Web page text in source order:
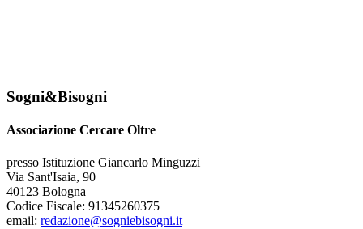
Sogni&Bisogni
Associazione Cercare Oltre
presso Istituzione Giancarlo Minguzzi
Via Sant'Isaia, 90
40123 Bologna
Codice Fiscale: 91345260375
email: redazione@sogniebisogni.it